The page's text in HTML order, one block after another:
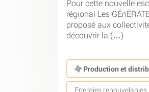
Pour cette nouvelle
régional Les
proposé aux
découvrir la (…)
Production et
Energies renouvelables